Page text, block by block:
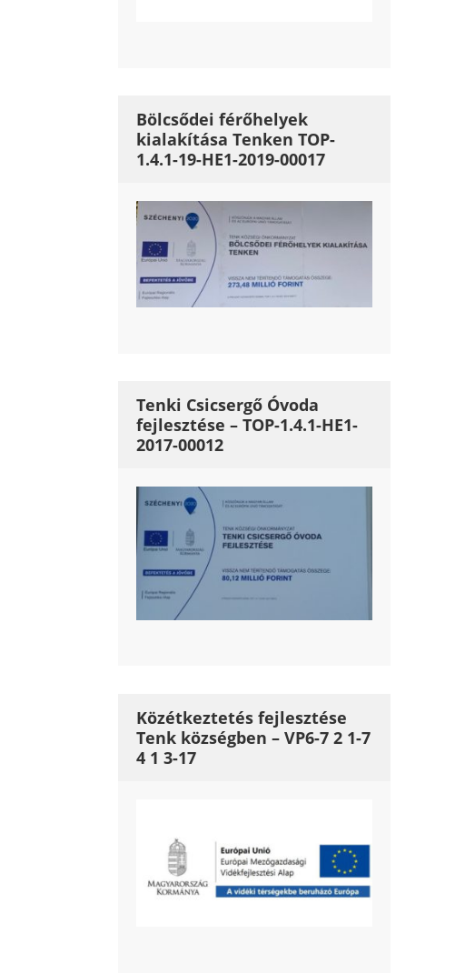
Bölcsődei férőhelyek
kialakítása Tenken TOP-
1.4.1-19-HE1-2019-00017
Tenki Csicsergő Óvoda
fejlesztése – TOP-1.4.1-HE1-
2017-00012
Közétkeztetés fejlesztése
Tenk községben – VP6-7 2 1-7
4 1 3-17